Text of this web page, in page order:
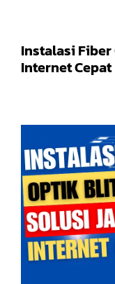
Instalasi
Internet Cepat